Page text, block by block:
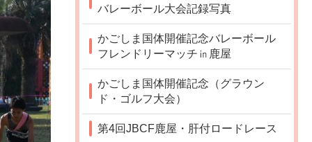
バレーボール大会記録写真
かごしま国体開催記念バレーボール
フレンドリーマッチ㏌鹿屋
かごしま国体開催記念（グラウン
ド・ゴルフ大会）
第4回JBCF鹿屋・肝付ロードレース